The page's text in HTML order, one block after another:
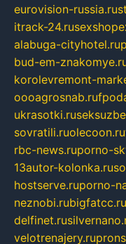
eurovision-russia.ru
itrack-24.ru
alabuga-cityhotel.ru
bud-em-
korolevremont-
oooagrosnab.ru
ukrasotki.ru
sovratili.ruolecoon.ru
rbc-news.ruporno-
13autor-kolonka.ru
hostserve.ruporno-
neznobi.rubigfatcc.ru
delfinet.ru
velotrenajery.ru